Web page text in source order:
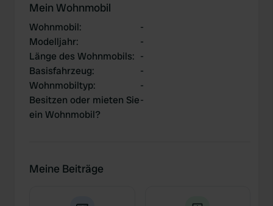
Mein Wohnmobil
Wohnmobil:
-
Modelljahr:
-
Länge des Wohnmobils: -
Basisfahrzeug:
-
Wohnmobiltyp:
-
Besitzen oder mieten Sie
ein Wohnmobil?
-
Meine Beiträge